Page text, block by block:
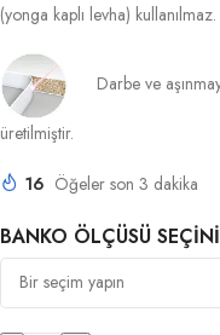
(yonga kaplı levha) kullanılmaz.
Darbe ve
üretilmiştir.
16 Öğeler son 3 dakika
BANKO ÖLÇÜSÜ